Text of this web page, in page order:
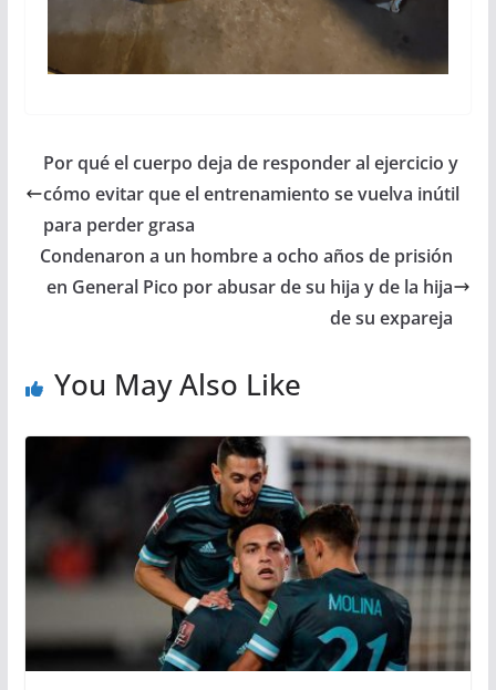
Por qué el cuerpo deja de responder al ejercicio y
cómo evitar que el entrenamiento se vuelva inútil
para perder grasa
Condenaron a un hombre a ocho años de prisión
en General Pico por abusar de su hija y de la hija
de su expareja
You May Also Like